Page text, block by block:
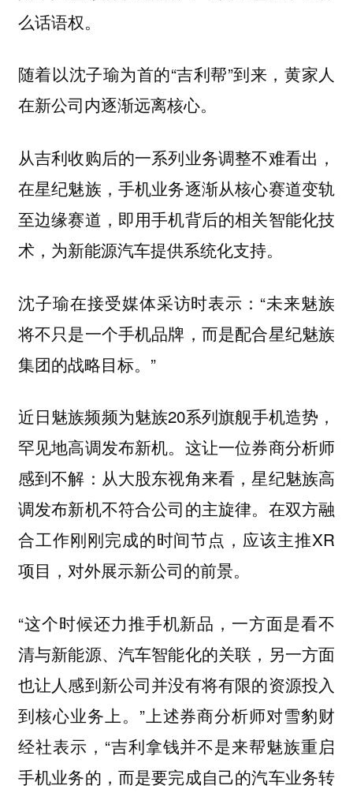
么话语权。
随着以沈子瑜为首的“吉利帮”到来，黄家人
在新公司内逐渐远离核心。
从吉利收购后的一系列业务调整不难看出，
在星纪魅族，手机业务逐渐从核心赛道变轨
至边缘赛道，即用手机背后的相关智能化技
术，为新能源汽车提供系统化支持。
沈子瑜在接受媒体采访时表示：“未来魅族
将不只是一个手机品牌，而是配合星纪魅族
集团的战略目标。”
近日魅族频频为魅族20系列旗舰手机造势，
罕见地高调发布新机。这让一位券商分析师
感到不解：从大股东视角来看，星纪魅族高
调发布新机不符合公司的主旋律。在双方融
合工作刚刚完成的时间节点，应该主推XR
项目，对外展示新公司的前景。
“这个时候还力推手机新品，一方面是看不
清与新能源、汽车智能化的关联，另一方面
也让人感到新公司并没有将有限的资源投入
到核心业务上。”上述券商分析师对雪豹财
经社表示，“吉利拿钱并不是来帮魅族重启
手机业务的，而是要完成自己的汽车业务转